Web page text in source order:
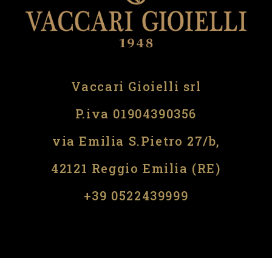
Vaccari Gioielli srl
P.iva 01904390356
via Emilia S.Pietro 27/b,
42121 Reggio Emilia (RE)
​​+39 0522439999